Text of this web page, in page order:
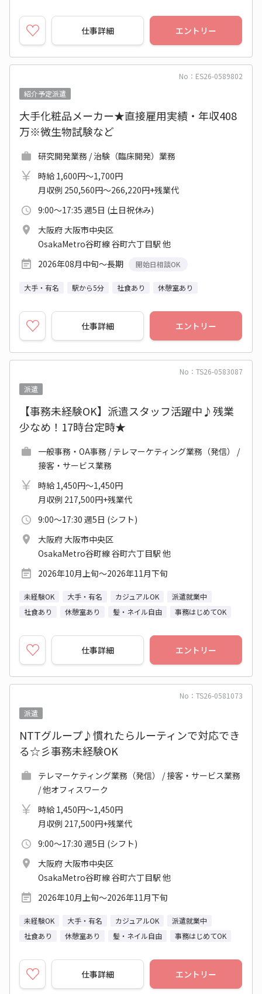
仕事詳細 エントリー
No：ES26-0589802
紹介予定派遣
大手化粧品メーカー★直接雇用実績・年収408
万※微生物試験など
研究開発業務 / 治験（臨床開発）業務
時給 1,600円～1,700円
月収例 250,560円～266,220円+残業代
9:00～17:35 週5日 (土日祝休み)
大阪府 大阪市中央区
OsakaMetro谷町線 谷町六丁目駅 他
2026年08月中旬～長期
開始日相談OK
大手・有名 駅から5分 社食あり 休憩室あり
仕事詳細 エントリー
No：TS26-0583087
派遣
【事務未経験OK】派遣スタッフ活躍中♪残業
少なめ！17時台定時★
一般事務・OA事務 / テレマーケティング業務（発信） /
接客・サービス業務
時給 1,450円～1,450円
月収例 217,500円+残業代
9:00～17:30 週5日 (シフト)
大阪府 大阪市中央区
OsakaMetro谷町線 谷町六丁目駅 他
2026年10月上旬～2026年11月下旬
未経験OK 大手・有名 カジュアルOK
派遣就業中
社食あり
休憩室あり 髪・ネイル自由 事務はじめてOK
仕事詳細 エントリー
No：TS26-0581073
派遣
NTTグループ♪慣れたらルーティンで対応でき
る☆彡事務未経験OK
テレマーケティング業務（発信） / 接客・サービス業務
/ 他オフィスワーク
時給 1,450円～1,450円
月収例 217,500円+残業代
9:00～17:30 週5日 (シフト)
大阪府 大阪市中央区
OsakaMetro谷町線 谷町六丁目駅 他
2026年10月上旬～2026年11月下旬
未経験OK 大手・有名 カジュアルOK
派遣就業中
社食あり
休憩室あり 髪・ネイル自由 事務はじめてOK
仕事詳細 エントリー